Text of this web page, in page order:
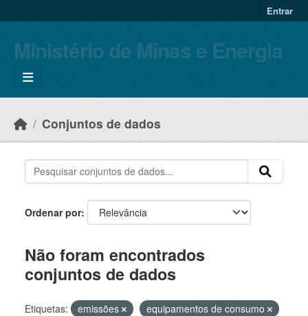
Entrar
Ministério de Minas e Energia
Conjuntos de dados
Ordenar por
Não foram encontrados
conjuntos de dados
Etiquetas: emissões
equipamentos de consumo